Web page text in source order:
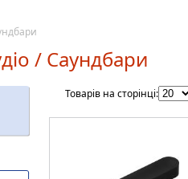
/ Саундбари
Товарів на сторінці: